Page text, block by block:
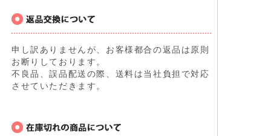
申し訳ありませんが、お客様都合の返品は原則
お断りしております。
不良品、誤品配送の際、送料は当社負担で対応
させていただきます。